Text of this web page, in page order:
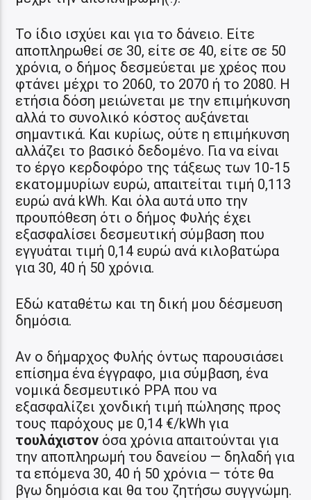
Το ίδιο ισχύει και για το δάνειο. Είτε
αποπληρωθεί σε 30, είτε σε 40, είτε σε 50
χρόνια, ο δήμος δεσμεύεται με χρέος που
φτάνει μέχρι το 2060, το 2070 ή το 2080. Η
ετήσια δόση μειώνεται με την επιμήκυνση
αλλά το συνολικό κόστος αυξάνεται
σημαντικά. Και κυρίως, ούτε η επιμήκυνση
αλλάζει το βασικό δεδομένο. Για να είναι
το έργο κερδοφόρο της τάξεως των 10-15
εκατομμυρίων ευρώ, απαιτείται τιμή 0,113
ευρώ ανά kWh. Και όλα αυτά υπο την
προυπόθεση ότι ο δήμος Φυλής έχει
εξασφαλίσει δεσμευτική σύμβαση που
εγγυάται τιμή 0,14 ευρώ ανά κιλοβατώρα
για 30, 40 ή 50 χρόνια.
Εδώ καταθέτω και τη δική μου δέσμευση
δημόσια.
Αν ο δήμαρχος Φυλής όντως παρουσιάσει
επίσημα ένα έγγραφο, μια σύμβαση, ένα
νομικά δεσμευτικό PPA που να
εξασφαλίζει χονδική τιμή πώλησης προς
τους παρόχους με 0,14 €/kWh για
τουλάχιστον όσα χρόνια απαιτούνται για
την αποπληρωμή του δανείου — δηλαδή για
τα επόμενα 30, 40 ή 50 χρόνια — τότε θα
βγω δημόσια και θα του ζητήσω συγγνώμη.